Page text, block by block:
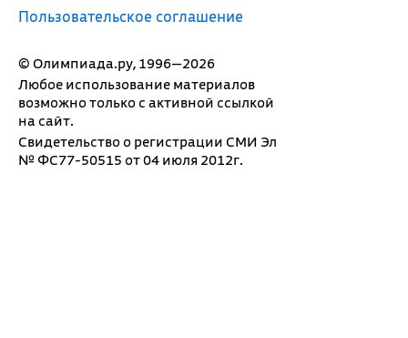
© Олимпиада.ру, 1996—2026
Любое использование материалов
возможно только с активной ссылкой
на сайт.
Свидетельство о регистрации СМИ Эл
№ ФС77-50515 от 04 июля 2012г.
Пользовательское соглашение